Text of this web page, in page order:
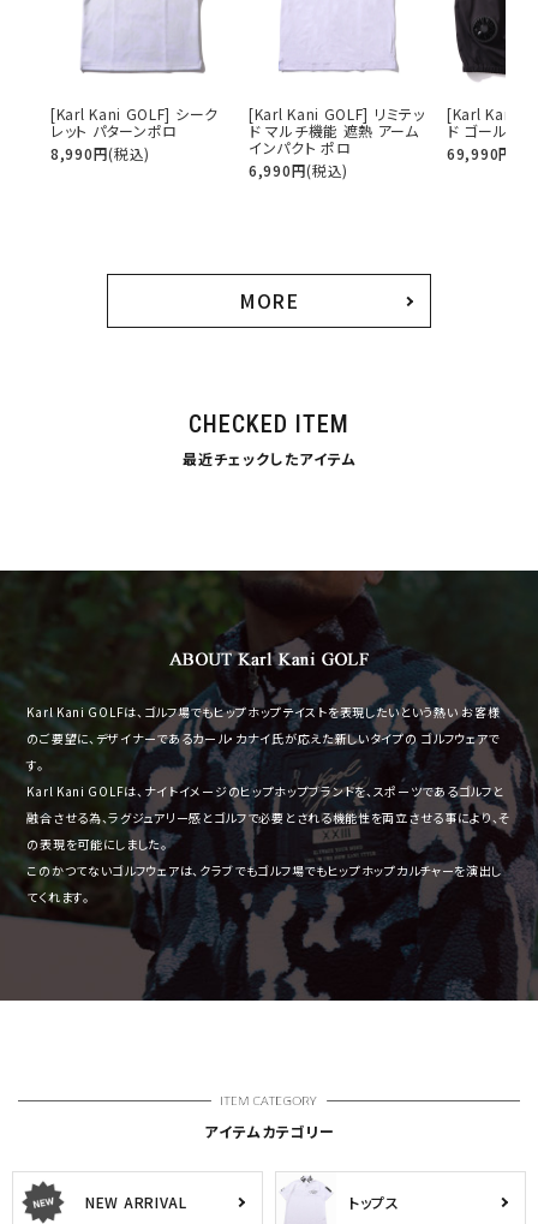
サイズ
S
L
29inc
30inc
32inc
34inc
36inc
38inc
KIDS
[Karl Kani GOLF] シーク
レット パターンポロ
8,990円(税込)
[Karl Kani GOLF] リミテッ
ド マルチ機能 遮熱 アーム
インパクト ポロ
6,990円(税込)
[Karl Kani
ド ゴールデ
69,990円
MORE
CHECKED ITEM
最近チェックしたアイテム
Karl Kani GOLFは、ゴルフ場でもヒップホップテイストを表現したいという熱い お客様
のご要望に、デザイナーであるカール・カナイ氏が応えた新しいタイプの ゴルフウェアで
す。
Karl Kani GOLFは、ナイトイメージのヒップホップブランドを、スポーツであるゴルフと
融合させる為、ラグジュアリー感とゴルフで必要とされる機能性を両立させる事により、そ
の表現を可能にしました。
このかつてないゴルフウェアは、クラブでもゴルフ場でもヒップホップカルチャーを演出し
てくれます。
アイテムカテゴリー
NEW ARRIVAL トップス